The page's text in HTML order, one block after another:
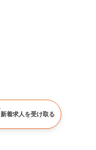
新着求人を受け取る